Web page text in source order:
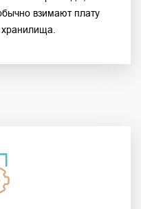
взимают плату